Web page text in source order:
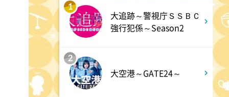
And One
アメトーーク! CLUB配信で見
られる懐かし回&傑作回
1
大追跡～警視庁ＳＳＢＣ
強行犯係～Season2
2
大空港～GATE24～